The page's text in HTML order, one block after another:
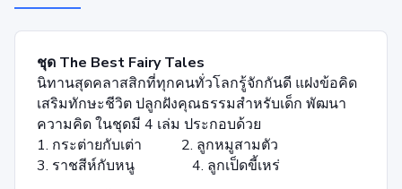
ชุด The Best Fairy Tales
นิทานสุดคลาสสิกที่ทุกคนทั่วโลกรู้จักกันดี แฝงข้อคิด
เสริมทักษะชีวิต ปลูกฝังคุณธรรมสำหรับเด็ก พัฒนา
ความคิด ในชุดมี 4 เล่ม ประกอบด้วย
1. กระต่ายกับเต่า 2. ลูกหมูสามตัว
3. ราชสีห์กับหนู 4. ลูกเป็ดขี้เหร่